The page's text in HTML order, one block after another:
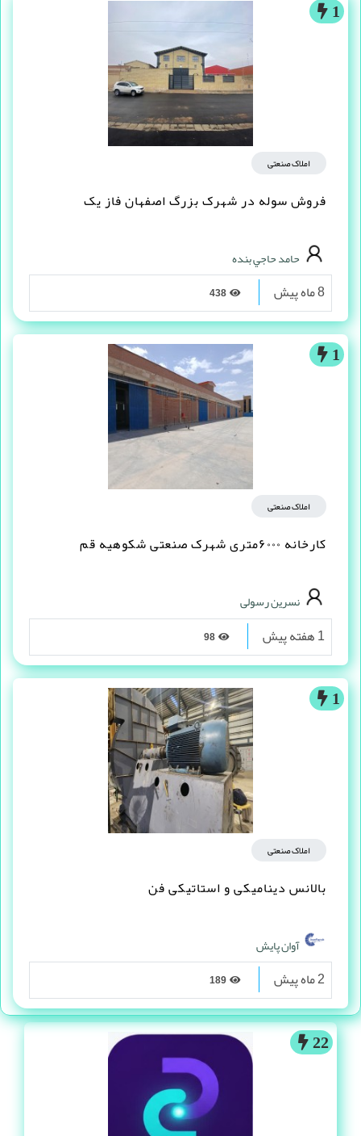
22
1
املاک صنعتی
فروش سوله در شهرک بزرگ اصفهان فاز یک
حامد حاجي بنده
8 ماه پیش
1
املاک صنعتی
کارخانه ۶۰۰۰متری شهرک صنعتی شکوهیه قم
نسرین رسولی
1 هفته پیش
1
املاک صنعتی
بالانس دینامیکی و استاتیکی فن
آوان پایش
2 ماه پیش